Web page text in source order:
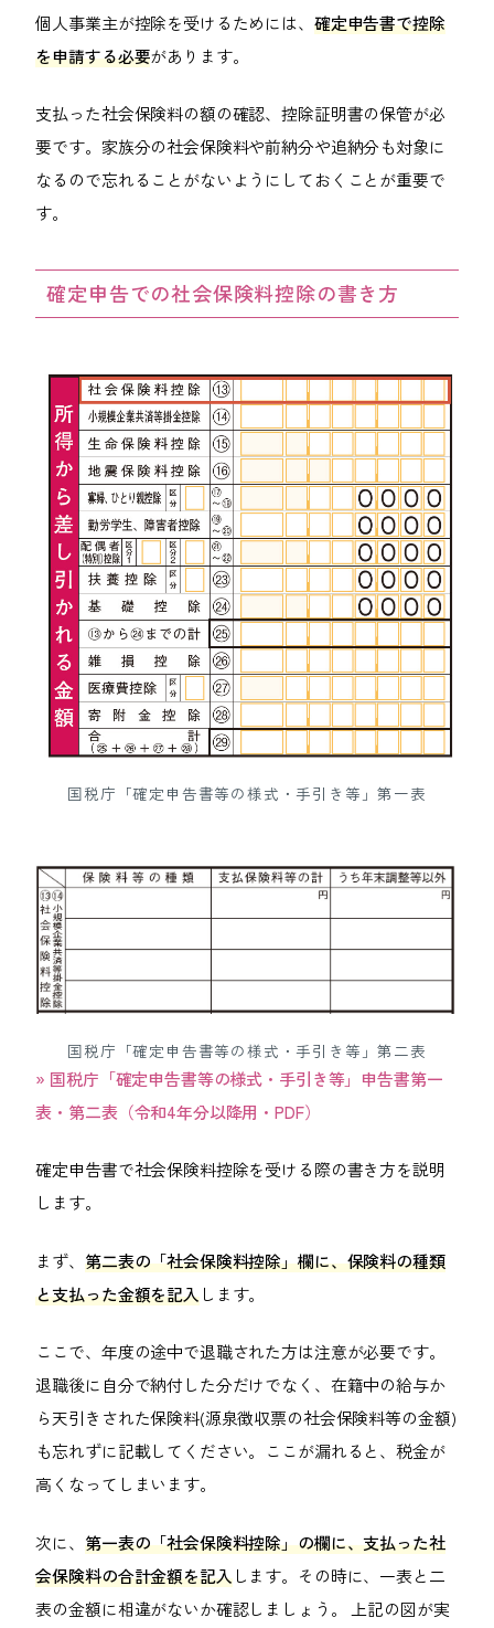
個人事業主が控除を受けるためには、 確定申告書で控除
を申請する必要があります。
支払った社会保険料の額の確認、控除証明書の保管が必
要です。家族分の社会保険料や前納分や追納分も対象に
なるので忘れることがないようにしておくことが重要で
す。
確定申告での社会保険料控除の書き方
国税庁「確定申告書等の様式・手引き等」第一表
国税庁「確定申告書等の様式・手引き等」第二表
» 国税庁「確定申告書等の様式・手引き等」申告書第一
表・第二表（令和4年分以降用・PDF）
確定申告書で社会保険料控除を受ける際の書き方を説明
します。
まず、 第二表の「社会保険料控除」欄に、保険料の種類
と支払った金額を記入します。
ここで、年度の途中で退職された方は注意が必要です。
退職後に自分で納付した分だけでなく、在籍中の給与か
ら天引きされた保険料(源泉徴収票の社会保険料等の金額)
も忘れずに記載してください。ここが漏れると、税金が
高くなってしまいます。
次に、 第一表の「社会保険料控除」の欄に、支払った社
会保険料の合計金額を記入します。その時に、一表と二
表の金額に相違がないか確認しましょう。 上記の図が実